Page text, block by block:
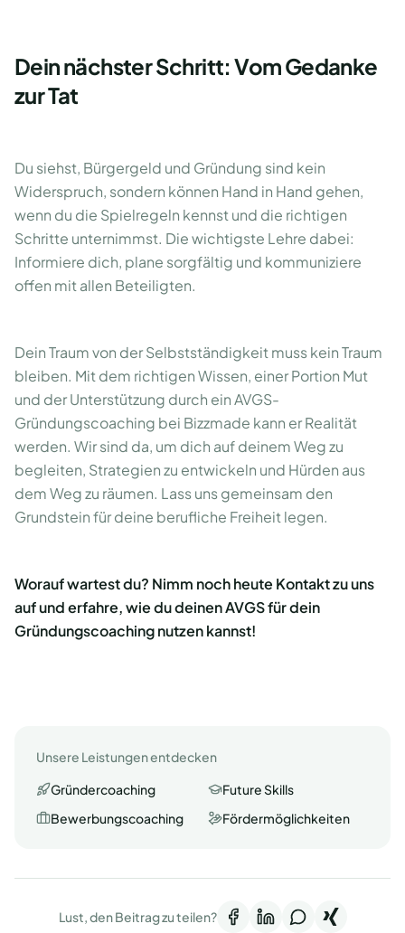
Dein nächster Schritt: Vom Gedanke
zur Tat
Du siehst, Bürgergeld und Gründung sind kein
Widerspruch, sondern können Hand in Hand gehen,
wenn du die Spielregeln kennst und die richtigen
Schritte unternimmst. Die wichtigste Lehre dabei:
Informiere dich, plane sorgfältig und kommuniziere
offen mit allen Beteiligten.
Dein Traum von der Selbstständigkeit muss kein Traum
bleiben. Mit dem richtigen Wissen, einer Portion Mut
und der Unterstützung durch ein AVGS-
Gründungscoaching bei Bizzmade kann er Realität
werden. Wir sind da, um dich auf deinem Weg zu
begleiten, Strategien zu entwickeln und Hürden aus
dem Weg zu räumen. Lass uns gemeinsam den
Grundstein für deine berufliche Freiheit legen.
Worauf wartest du? Nimm noch heute Kontakt zu uns
auf und erfahre, wie du deinen AVGS für dein
Gründungscoaching nutzen kannst!
Unsere Leistungen entdecken
Gründercoaching
Future Skills
Bewerbungscoaching
Fördermöglichkeiten
Lust, den Beitrag zu teilen?